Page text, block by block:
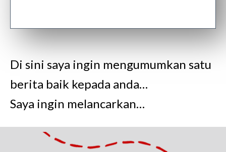
Di sini saya ingin mengumumkan satu
berita baik kepada anda…
Saya ingin melancarkan…